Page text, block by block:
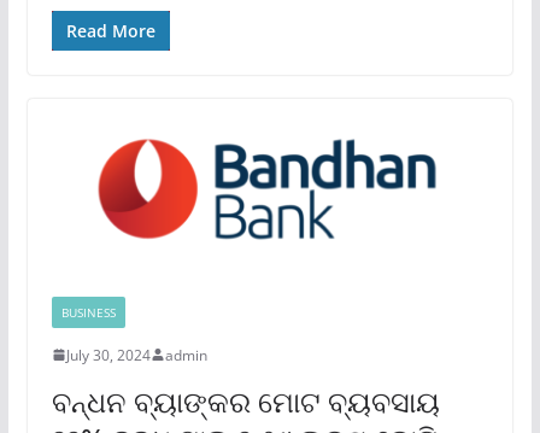
Read More
BUSINESS
July 30, 2024 admin
ବନ୍ଧନ ବ୍ୟାଙ୍କର ମୋଟ ବ୍ୟବସାୟ